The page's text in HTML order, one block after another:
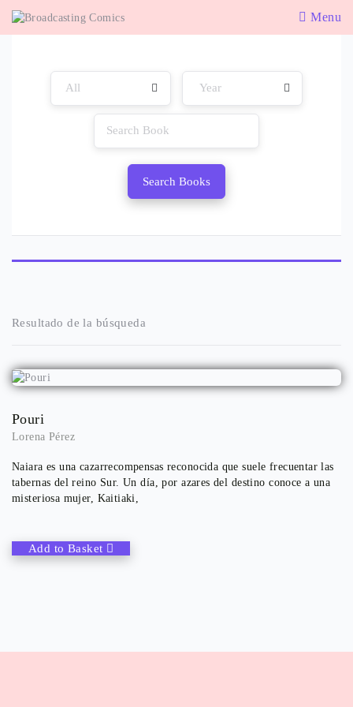
Menu
Search Books
Resultado de la búsqueda
Pouri
Lorena Pérez
Naiara es una cazarrecompensas reconocida que suele frecuentar las
tabernas del reino Sur. Un día, por azares del destino conoce a una
misteriosa mujer, Kaitiaki,
Add to Basket